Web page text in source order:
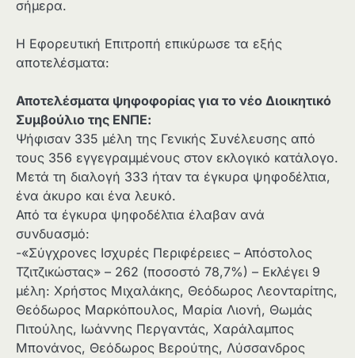
σήμερα.
Η Εφορευτική Επιτροπή επικύρωσε τα εξής
αποτελέσματα:
Αποτελέσματα ψηφοφορίας για το νέο Διοικητικό
Συμβούλιο της ΕΝΠΕ:
Ψήφισαν 335 μέλη της Γενικής Συνέλευσης από
τους 356 εγγεγραμμένους στον εκλογικό κατάλογο.
Μετά τη διαλογή 333 ήταν τα έγκυρα ψηφοδέλτια,
ένα άκυρο και ένα λευκό.
Από τα έγκυρα ψηφοδέλτια έλαβαν ανά
συνδυασμό:
-«Σύγχρονες Ισχυρές Περιφέρειες – Απόστολος
Τζιτζικώστας» – 262 (ποσοστό 78,7%) – Εκλέγει 9
μέλη: Χρήστος Μιχαλάκης, Θεόδωρος Λεονταρίτης,
Θεόδωρος Μαρκόπουλος, Μαρία Λιονή, Θωμάς
Πιτούλης, Ιωάννης Περγαντάς, Χαράλαμπος
Μπονάνος, Θεόδωρος Βερούτης, Λύσσανδρος